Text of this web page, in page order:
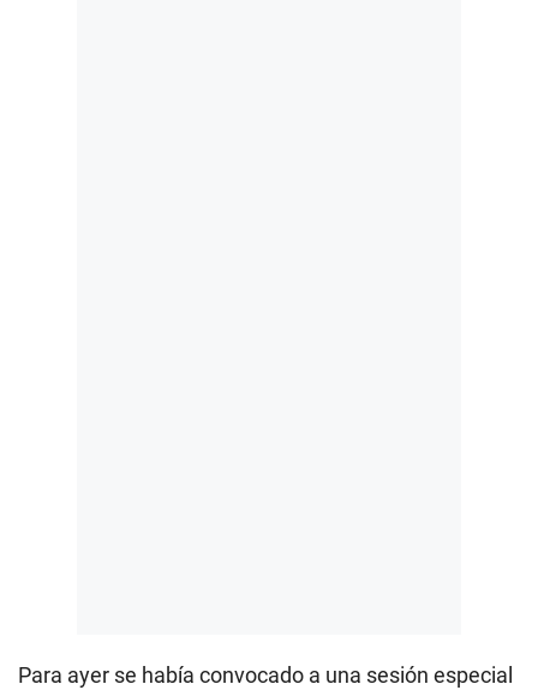
Para ayer se había convocado a una sesión especial